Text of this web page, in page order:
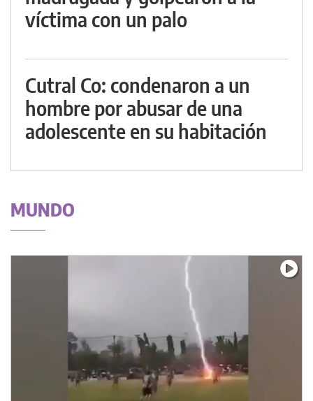
víctima con un palo
Cutral Co: condenaron a un
hombre por abusar de una
adolescente en su habitación
MUNDO